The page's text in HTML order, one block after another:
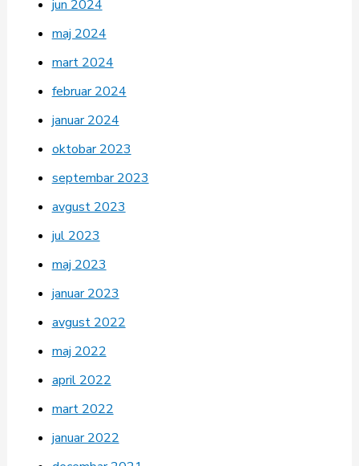
jun 2024
maj 2024
mart 2024
februar 2024
januar 2024
oktobar 2023
septembar 2023
avgust 2023
jul 2023
maj 2023
januar 2023
avgust 2022
maj 2022
april 2022
mart 2022
januar 2022